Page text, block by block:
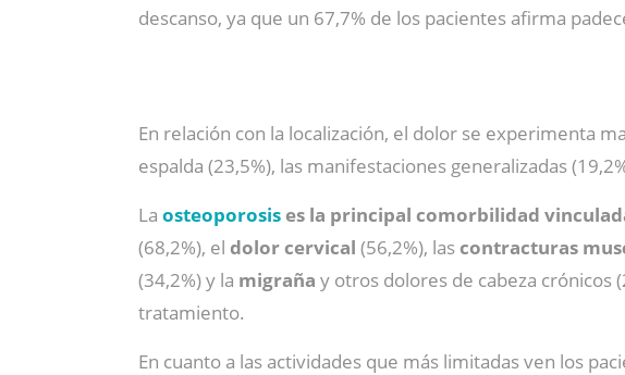
descanso, ya que un 67,7% de los pacientes afirma
En relación con la localización, el dolor se experimenta
espalda (23,5%), las manifestaciones generalizadas
La osteoporosises la principal comorbilidad
(68,2%), el dolor cervical (56,2%), lascontracturas
(34,2%) y la migraña y otros dolores de cabeza crónicos
tratamiento.
En cuanto a las actividades que más limitadas ven los